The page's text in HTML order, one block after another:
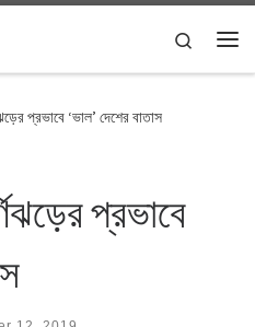
Search
প্রভাবে ‘ভাল’ দেশের বাতাস
প্রভাবে